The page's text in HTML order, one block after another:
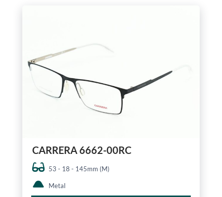
CARRERA 6662-00RC
53 - 18 - 145mm (M)
Metal